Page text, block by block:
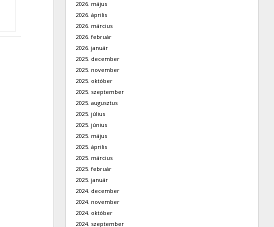
2026. május
2026. április
2026. március
2026. február
2026. január
2025. december
2025. november
2025. október
2025. szeptember
2025. augusztus
2025. július
2025. június
2025. május
2025. április
2025. március
2025. február
2025. január
2024. december
2024. november
2024. október
2024. szeptember